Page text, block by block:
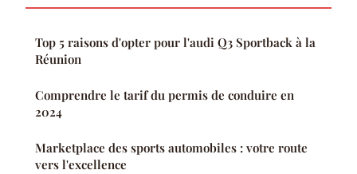
Top 5 raisons d'opter pour l'audi Q3 Sportback à la
Réunion
Comprendre le tarif du permis de conduire en
2024
Marketplace des sports automobiles : votre route
vers l'excellence